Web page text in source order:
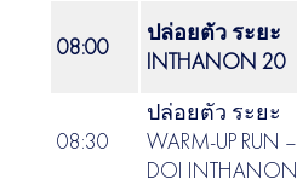
08:00
ปล่อยตัว ระยะ
INTHANON 20
08:30
ปล่อยตัว ระยะ
WARM-UP RUN –
DOI INTHANON